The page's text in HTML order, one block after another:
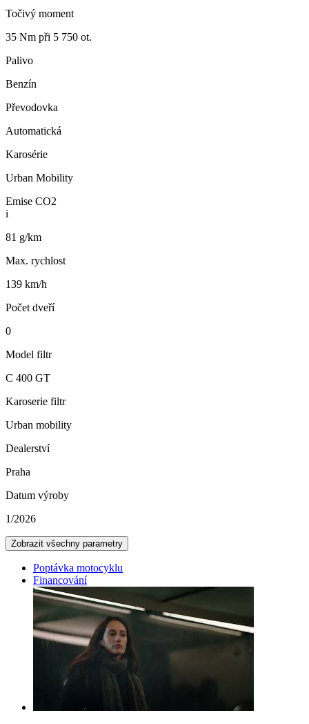
Točivý moment
35 Nm při 5 750 ot.
Palivo
Benzín
Převodovka
Automatická
Karosérie
Urban Mobility
Emise CO2
i
81 g/km
Max. rychlost
139 km/h
Počet dveří
0
Model filtr
C 400 GT
Karoserie filtr
Urban mobility
Dealerství
Praha
Datum výroby
1/2026
Zobrazit všechny parametry
Poptávka motocyklu
Financování